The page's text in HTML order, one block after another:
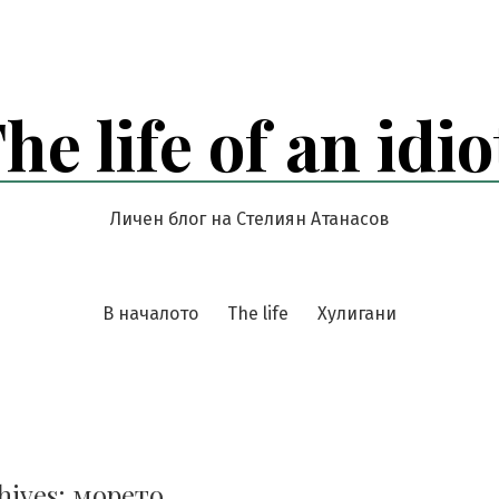
life of an
Личен блог на Стелиян Атанасов
В началото The life Хулигани